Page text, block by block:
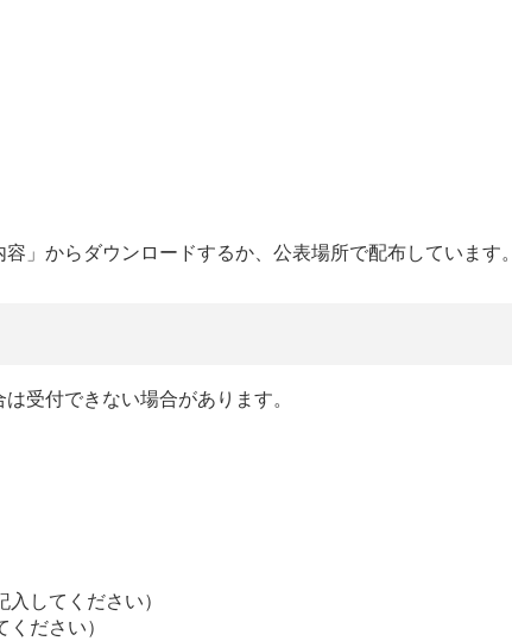
」からダウンロードするか、公表場所で配布しています。
受付できない場合があります。
してください）
ださい）